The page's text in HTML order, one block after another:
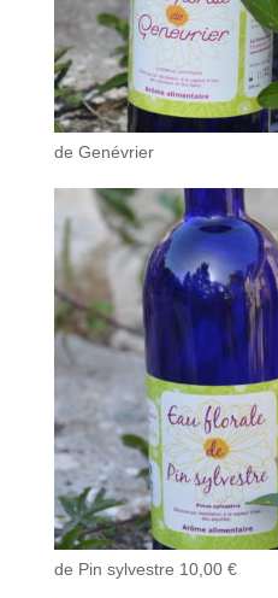
de Genévrier
de Pin sylvestre 10,00 €